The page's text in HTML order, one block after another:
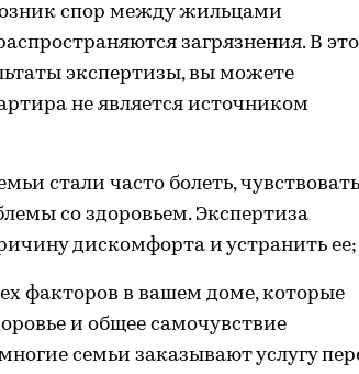
спор между жильцами
загрязнения. В
экспертизы, вы можете
не является источником
стали часто болеть, чувствовать
со здоровьем. Экспертиза
дискомфорта и устранить ее;
факторов в вашем доме, которые
и общее самочувствие
семьи заказывают услугу